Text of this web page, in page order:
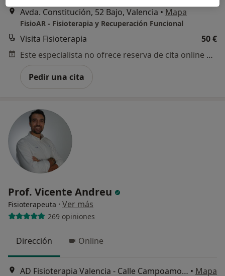
Avda. Constitución, 52 Bajo, Valencia • Mapa
FisioAR - Fisioterapia y Recuperación Funcional
Visita Fisioterapia
50 €
Este especialista no ofrece reserva de cita online en esta dirección.
Pedir una cita
Prof. Vicente Andreu
Fisioterapeuta · Ver más
269 opiniones
Dirección Online
AD Fisioterapia Valencia - Calle Campoamor n13, Valencia • Mapa